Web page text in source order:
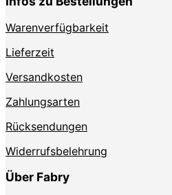
Warenverfügbarkeit
Lieferzeit
Versandkosten
Zahlungsarten
Rücksendungen
Widerrufsbelehrung
Über Fabry